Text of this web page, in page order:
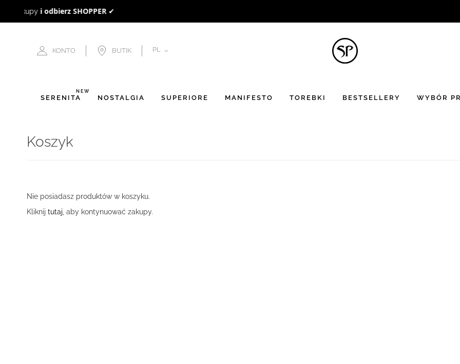
KONTO BUTIK JĘZYK
PL
SERENITÀ
NEW
NOSTALGIA SUPERIORE MANIFESTO TOREBKI BESTSELLERY WYBÓR
Koszyk
Nie posiadasz produktów w koszyku.
Kliknij tutaj , aby kontynuować zakupy.